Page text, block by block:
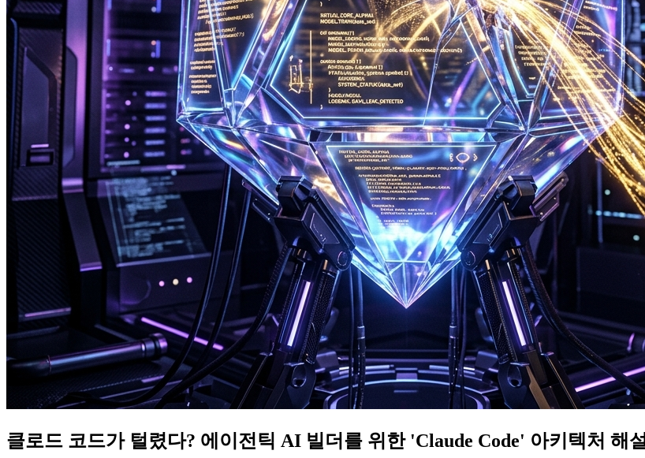
클로드 코드가 털렸다? 에이전틱 AI 빌더를 위한 'Claude Code' 아키텍처 해설